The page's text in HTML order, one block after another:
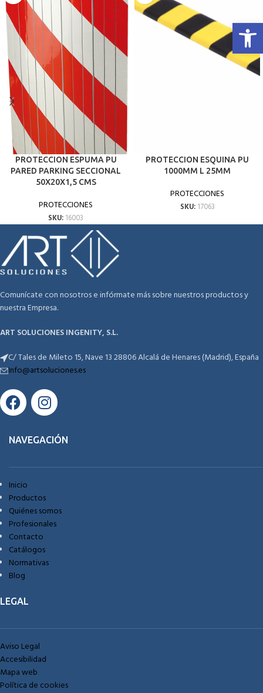
Abrir
PROTECCION ESPUMA PU
PARED PARKING SECCIONAL
50X20X1,5 CMS
PROTECCIONES
SKU: 16003
PROTECCION ESQUINA PU
1000MM L 25MM
PROTECCIONES
SKU: 17063
Comunícate con nosotros e infórmate más sobre nuestros productos y
nuestra Empresa.
ART SOLUCIONES INGENITY, S.L.
C/ Tales de Mileto 15, Nave 13 28806 Alcalá de Henares (Madrid), España
Info@artsoluciones.es
NAVEGACIÓN
Inicio
Productos
Quiénes somos
Profesionales
Contacto
Catálogos
Normativas
Blog
LEGAL
Aviso Legal
Accesibilidad
Mapa web
Política de cookies